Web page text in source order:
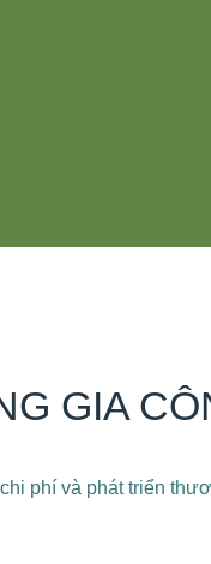
GIA
phí và phát triển